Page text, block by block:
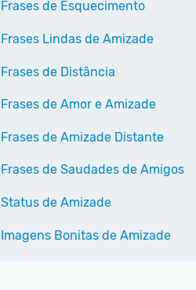
Frases de Esquecimento
Frases Lindas de Amizade
Frases de Distância
Frases de Amor e Amizade
Frases de Amizade Distante
Frases de Saudades de Amigos
Status de Amizade
Imagens Bonitas de Amizade